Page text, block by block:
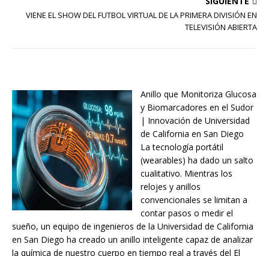
VIENE EL SHOW DEL FUTBOL VIRTUAL DE LA PRIMERA DIVISIÓN EN
TELEVISIÓN ABIERTA
Anillo que Monitoriza Glucosa
y Biomarcadores en el Sudor
| Innovación de Universidad
de California en San Diego
La tecnología portátil
(wearables) ha dado un salto
cualitativo. Mientras los
relojes y anillos
convencionales se limitan a
contar pasos o medir el
sueño, un equipo de ingenieros de la Universidad de California
en San Diego ha creado un anillo inteligente capaz de analizar
la química de nuestro cuerpo en tiempo real a través del El